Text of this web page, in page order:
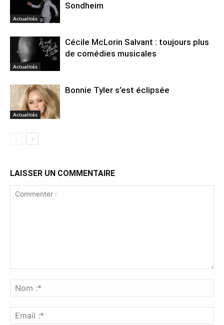
Actualités
Sondheim
Actualités
Cécile McLorin Salvant : toujours plus
de comédies musicales
Actualités
Bonnie Tyler s’est éclipsée
LAISSER UN COMMENTAIRE